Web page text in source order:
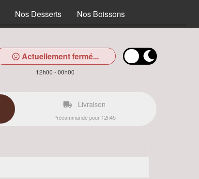
Nos Desserts Nos Boissons
Actuellement fermé...
12h00 - 00h00
Livraison
Précommande pour 12h45